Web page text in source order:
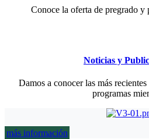
Conoce la oferta de pregrado y
Noticias y
Damos a conocer las más
programas
más información